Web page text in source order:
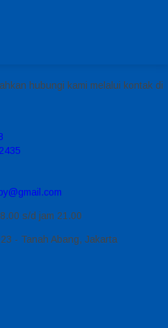
hubungi kami melalui kontak di
s/d jam 21.00
- Tanah Abang, Jakarta